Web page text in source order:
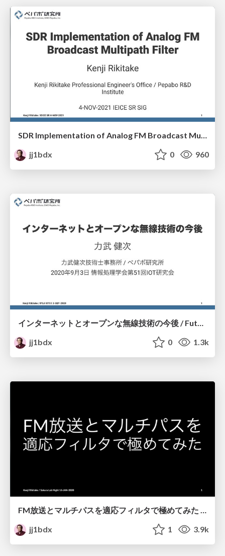
SDR Implementation of Analog FM Broadcast Multipath Filter
jj1bdx
0 960
jj1bdx
0 1.3k
FM放送とマルチパスを適応フィルタで極めてみた / Solving multipath distortion of FM broadcast by adaptive filters
jj1bdx
1 3.9k